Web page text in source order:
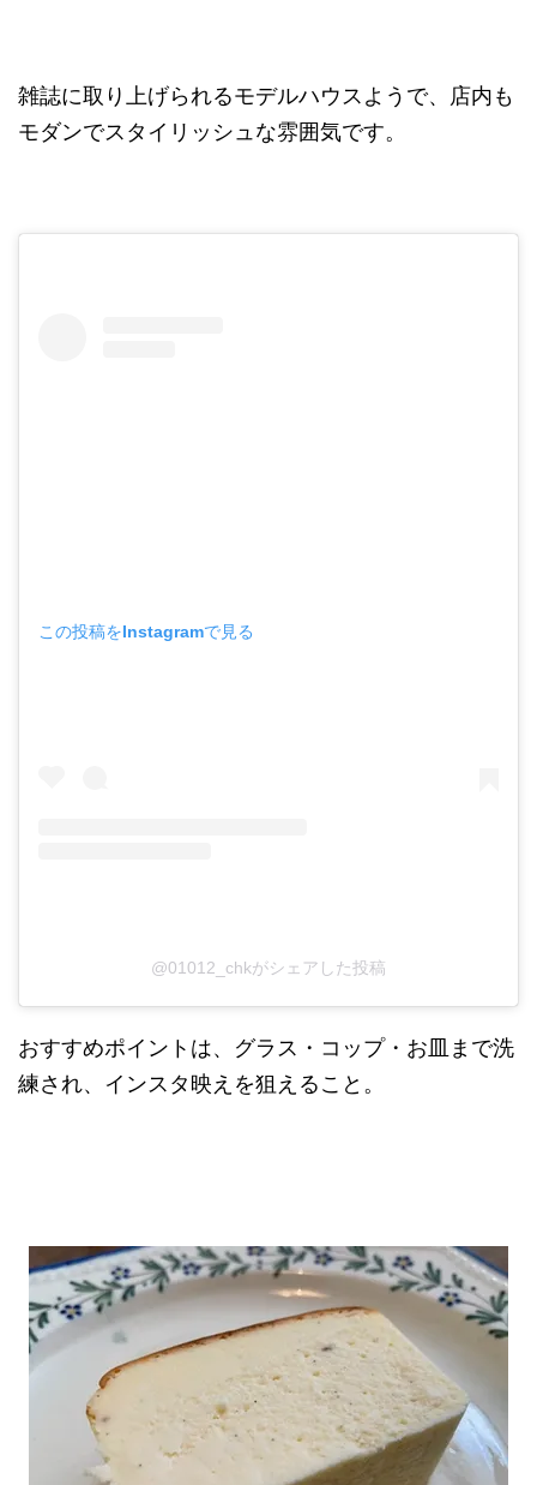
雑誌に取り上げられるモデルハウスようで、店内も
モダンでスタイリッシュな雰囲気です。
この投稿をInstagramで見る
@01012_chkがシェアした投稿
おすすめポイントは、グラス・コップ・お皿まで洗
練され、インスタ映えを狙えること。